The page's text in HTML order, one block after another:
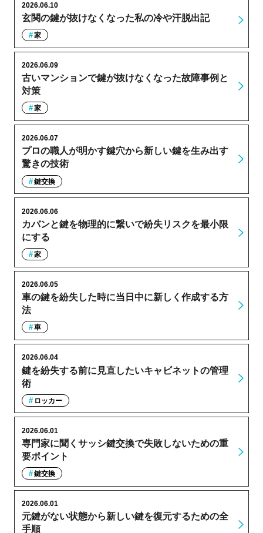
玄関の鍵が抜けなくなった私の冷や汗脱出記
2026.06.10
家
古いマンションで鍵が抜けなくなった故障事例と
対策
2026.06.09
家
プロの職人が明かす鍵穴から新しい鍵を生み出す
驚きの技術
2026.06.07
鍵交換
カバンと鍵を物理的に繋いで紛失リスクを最小限
にする
2026.06.06
家
車の鍵を紛失した時に当日中に新しく作成する方
法
2026.06.05
車
鍵を紛失する前に見直したいキャビネットの管理
術
2026.06.04
ロッカー
専門家に聞くサッシ鍵交換で失敗しないための重
要ポイント
2026.06.01
鍵交換
元鍵がない状態から新しい鍵を復元するための全
手順
2026.06.01